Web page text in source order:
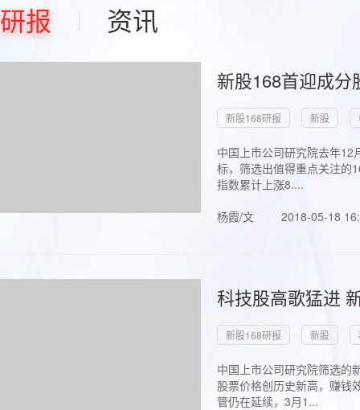
研报 资讯
新股168首迎成
新股168研报 新股
中国上市公司研究院去年
标，筛选出值得重点关注的
指数累计上涨8....
杨霞/文
2018-05-18
科技股高歌猛进
新股168研报 新股
中国上市公司研究院筛选的
股票价格创历史新高，赚钱
管仍在延续，3月1...